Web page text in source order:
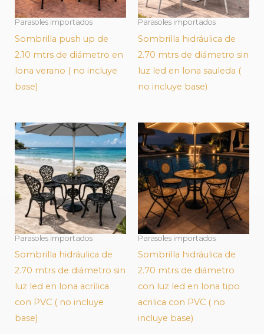
Parasoles importados
Sombrilla push up de
2.10 mtrs de diámetro en
lona verano ( no incluye
base)
Parasoles importados
Sombrilla hidráulica de
2.70 mtrs de diámetro sin
luz led en lona sauleda (
no incluye base)
Parasoles importados
Sombrilla hidráulica de
2.70 mtrs de diámetro sin
luz led en lona acrílica
con PVC ( no incluye
base)
Parasoles importados
Sombrilla hidráulica de
2.70 mtrs de diámetro
con luz led en lona tipo
acrilica con PVC ( no
incluye base)